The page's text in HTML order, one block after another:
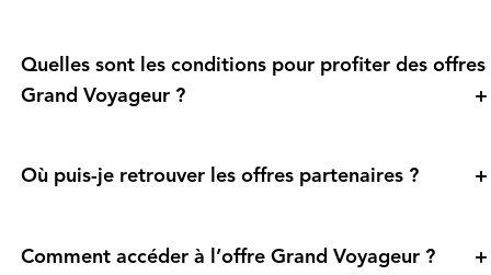
Quelles sont les conditions pour profiter des offres
Grand Voyageur ?
+
Où puis-je retrouver les offres partenaires ? +
Comment accéder à l’offre Grand Voyageur ? +